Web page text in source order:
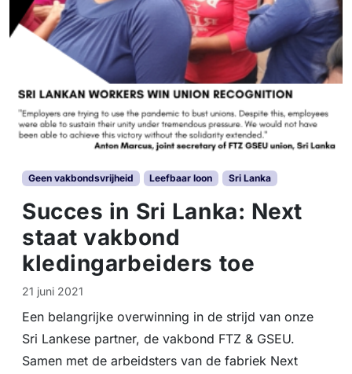
Geen vakbondsvrijheid Leefbaar loon Sri Lanka
Succes in Sri Lanka: Next
staat vakbond
kledingarbeiders toe
21 juni 2021
Een belangrijke overwinning in de strijd van onze
Sri Lankese partner, de vakbond FTZ & GSEU.
Samen met de arbeidsters van de fabriek Next